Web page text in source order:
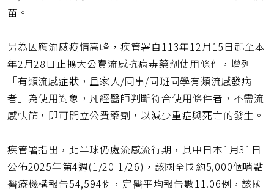
苗。
另為因應流感疫情高峰，疾管署自113年12月15日起至本
年2月28日止擴大公費流感抗病毒藥劑使用條件，增列
「有類流感症狀，且家人/同事/同班同學有類流感發病
者」為使用對象，凡經醫師判斷符合使用條件者，不需流
感快篩，即可開立公費藥劑，以減少重症與死亡的發生。
疾管署指出，北半球仍處流感流行期，其中日本1月31日
公佈2025年第4週(1/20-1/26)，該國全國約5,000個哨點
醫療機構報告54,594例，定醫平均報告數11.06例，該國